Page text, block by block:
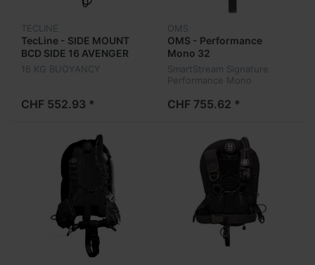
TECLINE
TecLine - SIDE MOUNT
BCD SIDE 16 AVENGER
CAMO
16 KG BUOYANCY
CHF 552.93 *
OMS
OMS - Performance
Mono 32
SmartStream Signature
Performance Mono
CHF 755.62 *